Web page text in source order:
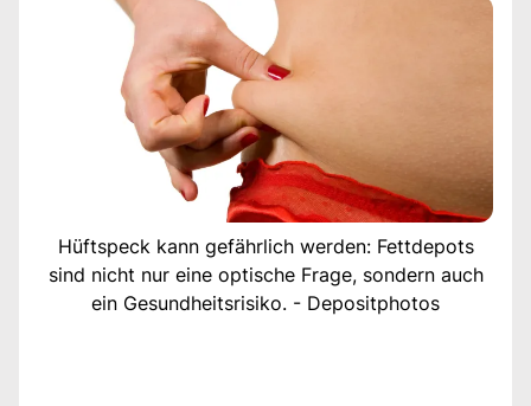
Hüftspeck kann gefährlich werden: Fettdepots
sind nicht nur eine optische Frage, sondern auch
ein Gesundheitsrisiko. - Depositphotos